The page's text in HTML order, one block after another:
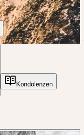
Kondolenzen